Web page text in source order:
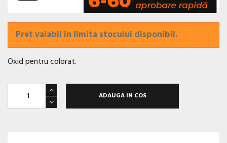
Pret valabil in limita stocului disponibil.
Oxid pentru colorat.
ADAUGA IN COS